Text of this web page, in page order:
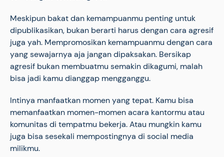
Meskipun bakat dan kemampuanmu penting untuk
dipublikasikan, bukan berarti harus dengan cara agresif
juga yah. Mempromosikan kemampuanmu dengan cara
yang sewajarnya aja jangan dipaksakan. Bersikap
agresif bukan membuatmu semakin dikagumi, malah
bisa jadi kamu dianggap mengganggu.
Intinya manfaatkan momen yang tepat. Kamu bisa
memanfaatkan momen-momen acara kantormu atau
komunitas di tempatmu bekerja. Atau mungkin kamu
juga bisa sesekali mempostingnya di social media
milikmu.